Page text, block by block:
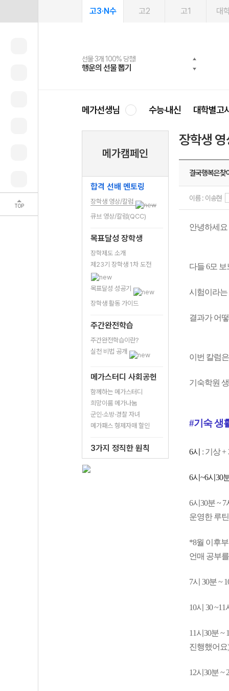
TOP
고3·N수 고2 고1 대
선물 3개 100% 당첨!
행운의 선물 뽑기
선물 100% 증정!
메가스터디 X 올리브
여름방학 스터디 캐시백
메가런 썸머스쿨
2027 러셀 단과
강사 공개선발
스마트러닝앱
설문 EVENT
메가패스
3일 무료 체험권
메가패스 수강생 무료혜택!
메가클럽 멤버십
사회공헌 캠페인
희망이룸 메가나눔
메가선생님 수능·내신 대학별고
메가캠페인
합격 선배 멘토링
장학생 영상/칼럼
큐브 영상/칼럼(QCC)
목표달성 장학생
장학제도 소개
제23기 장학생 1차 도전
목표달성 성공기
장학생 활동 가이드
주간완전학습
주간완전학습이란?
실천 비법 공개
메가스터디 사회공헌
함께하는 메가스터디
희망이룸 메가나눔
군인·소방·경찰 자녀
메가패스 형제자매 할인
3가지 정직한 원칙
장학생
결국행복은찾
이름 : 이송현
안녕하세
다들 6모
시험이라
결과가 어
이번 칼럼
기숙학원
#기숙 생
6시 : 기상
6시~6시30
6시30분 ~
운영한 루
*8월 이후
언매 공부
7시 30분 ~
10시 30
11시30분 ~
진행했어요)
12시30분 ~